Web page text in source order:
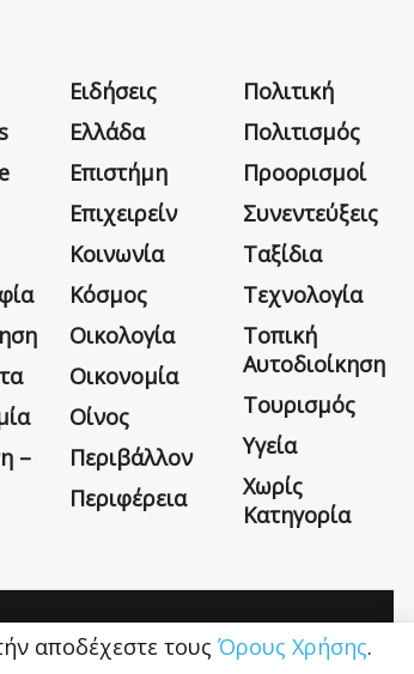
–
Ειδήσεις
Ελλάδα
Επιστήμη
Επιχειρείν
Κοινωνία
Κόσμος
Οικολογία
Οικονομία
Οίνος
Περιβάλλον
Περιφέρεια
Πολιτική
Πολιτισμός
Προορισμοί
Συνεντεύξεις
Ταξίδια
Τεχνολογία
Τοπική
Αυτοδιοίκηση
Τουρισμός
Υγεία
Χωρίς
Κατηγορία
Η εταιρεία Όροι Χρήσης Επικοινωνία
αποδέχεστε τους Όρους Χρήσης.